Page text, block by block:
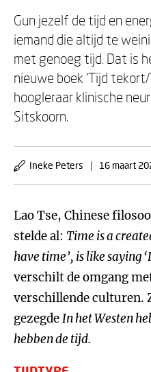
Gun jezelf de tijd en
iemand die altijd te
met genoeg tijd. Dat is
nieuwe boek ‘Tijd
hoogleraar klinische
Sitskoorn.
Ineke Peters | 16 maart
Lao Tse, Chinese
stelde al: Time is a
have time’, is like saying
verschilt de omgang
verschillende culturen.
gezegdeIn het Westen
hebben de tijd.